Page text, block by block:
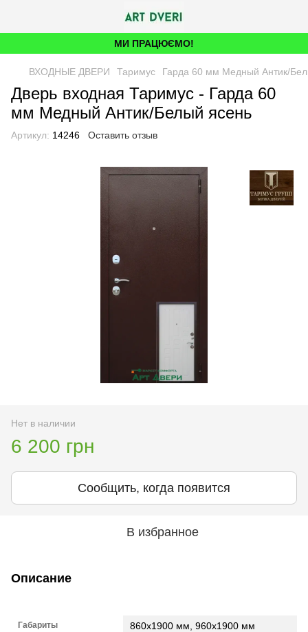
МИ ПРАЦЮЄМО!
ВХОДНЫЕ ДВЕРИ Таримус Гарда 60 мм Медный Антик/
Дверь входная Таримус - Гарда 60
мм Медный Антик/Белый ясень
Артикул: 14246 Оставить отзыв
Нет в наличии
6 200 грн
Сообщить, когда появится
В избранное
Описание
Габариты 860х1900 мм, 960х1900 мм